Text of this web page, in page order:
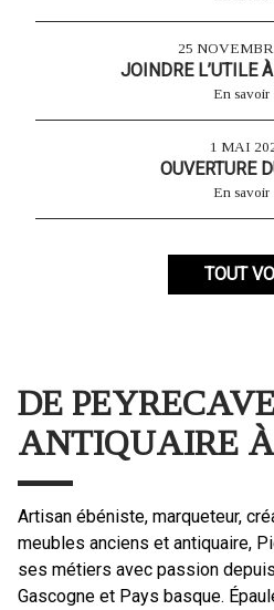
25
JOINDRE L’UTILE
En savoir
1 MAI
OUVERTURE
En savoir
TOUT
DE
ANTIQUAIRE
Artisan ébéniste, marqueteur,
meubles anciens et antiquaire,
ses métiers avec passion
Gascogne et Pays basque.